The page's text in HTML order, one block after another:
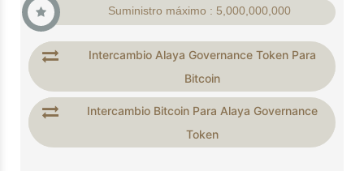
Suministro máximo : 5,000,000,000
Intercambio Alaya Governance Token Para
Bitcoin
Intercambio Bitcoin Para Alaya Governance
Token